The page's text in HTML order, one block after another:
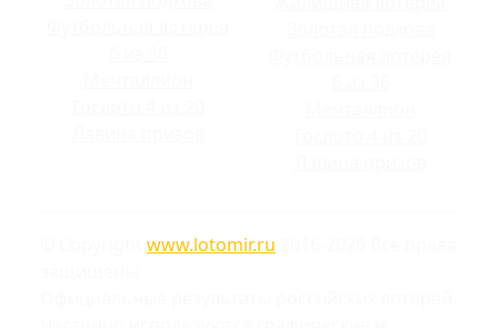
www.lotomir.ru